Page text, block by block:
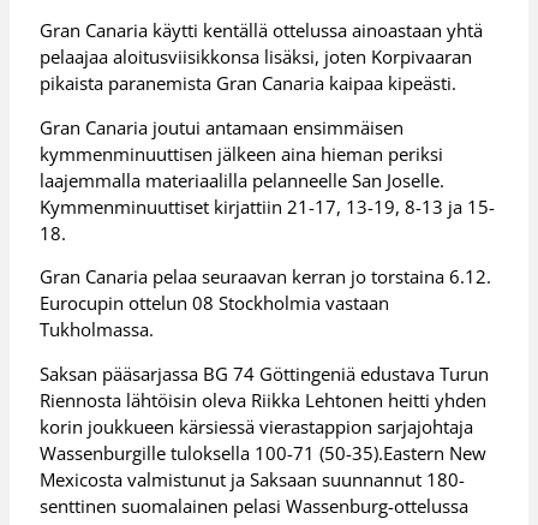
Gran Canaria käytti kentällä ottelussa ainoastaan yhtä
pelaajaa aloitusviisikkonsa lisäksi, joten Korpivaaran
pikaista paranemista Gran Canaria kaipaa kipeästi.
Gran Canaria joutui antamaan ensimmäisen
kymmenminuuttisen jälkeen aina hieman periksi
laajemmalla materiaalilla pelanneelle San Joselle.
Kymmenminuuttiset kirjattiin 21-17, 13-19, 8-13 ja 15-
18.
Gran Canaria pelaa seuraavan kerran jo torstaina 6.12.
Eurocupin ottelun 08 Stockholmia vastaan
Tukholmassa.
Saksan pääsarjassa BG 74 Göttingeniä edustava Turun
Riennosta lähtöisin oleva Riikka Lehtonen heitti yhden
korin joukkueen kärsiessä vierastappion sarjajohtaja
Wassenburgille tuloksella 100-71 (50-35).Eastern New
Mexicosta valmistunut ja Saksaan suunnannut 180-
senttinen suomalainen pelasi Wassenburg-ottelussa